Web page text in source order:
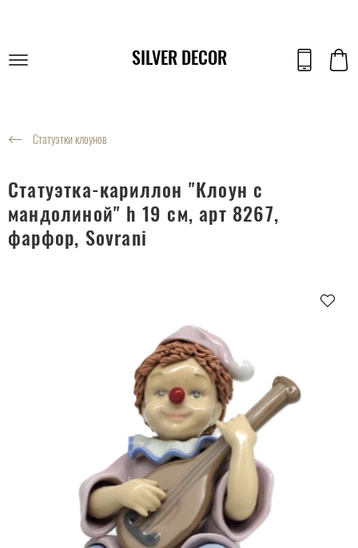
SILVER DECOR
Статуэтки клоунов
Статуэтка-кариллон "Клоун с
мандолиной" h 19 см, арт 8267,
фарфор, Sovrani